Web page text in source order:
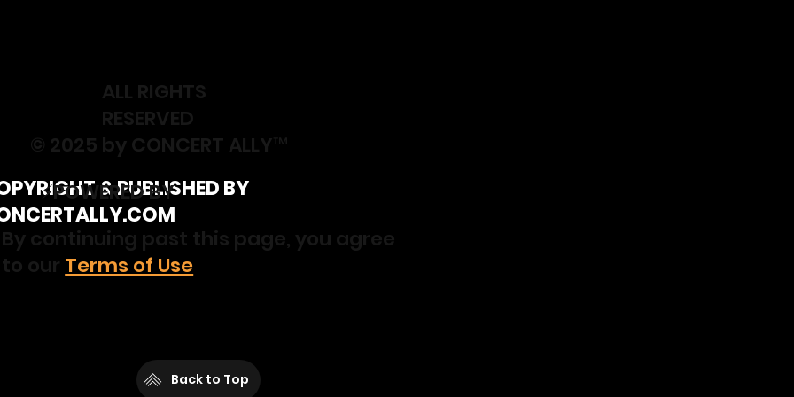
ALL RIGHTS
RESERVED
© 2025 by CONCERT ALLY™
& PUBLISHED BY
⚡️POWERED BY
By continuing past this page, you agree
to our Terms of Use
Back to Top